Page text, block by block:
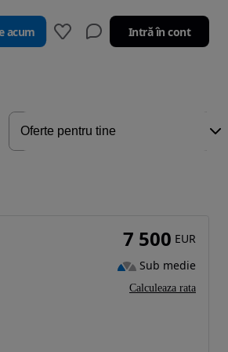
acum Intră în cont
7 500 EUR
Sub medie
Calculeaza rata